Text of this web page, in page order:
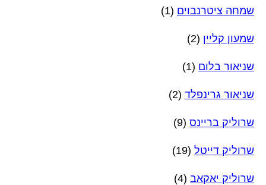
שמחה ציטרנבוים (1)
שמעון קליין (2)
שניאור בלום (1)
שניאור גרינפלד (2)
שרוליק בריינס (9)
שרוליק דייטל (19)
שרוליק יאקאב (4)